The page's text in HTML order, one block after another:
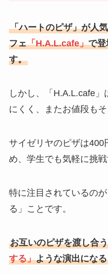
「ハートのピザ」が人
フェ「H.A.L.cafe」で登
す。
しかし、「H.A.L.cafe
にくく、またお値段もそ
サイゼリヤのピザは400
め、学生でも気軽に挑
特に注目されているの
る」ことです。
お互いのピザを渡し合
する」ような演出にな